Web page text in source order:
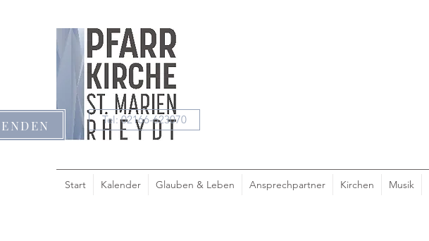
Tel: 02166-623070
Start Kalender Glauben & Leben Ansprechpartner Kirchen Musik